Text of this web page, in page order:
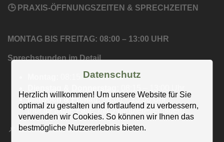
🕒 PRAXIS-ÖFFNUNGSZEITEN & SPRECHZEITEN
MONTAG BIS FREITAG: 08:00 – 13:00 UHR
Sprechstunden im Detail
08:15 – 13:00 Uhr
Mittwoch & Freitag:08:00 – 13:00 Uhr
(nur für akute Fälle, mit 5-Minuten-Terminen)
📌 Wichtige Hinweise
Datenschutz
Herzlich willkommen! Um unsere Website für Sie
optimal zu gestalten und fortlaufend zu verbessern,
verwenden wir Cookies. So können wir Ihnen das
bestmögliche Nutzererlebnis bieten.